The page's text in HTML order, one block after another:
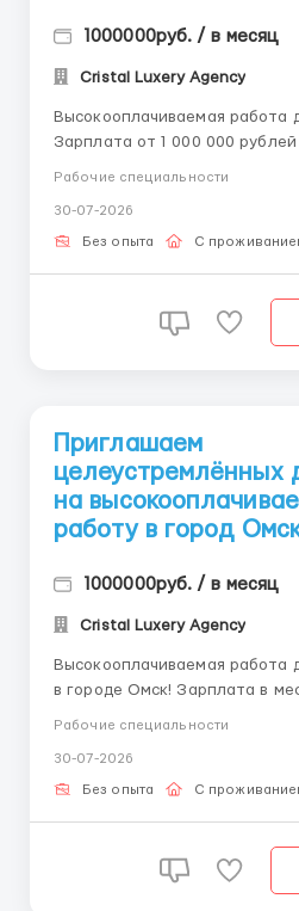
1000000руб. / в месяц
Cristal Luxery Agency
Высокооплачиваемая работа
Зарплата от 1 000 000 рублей в
контакты: • Telegram: @ALENACarat • WhatsApp/SMS:
менеджер ответит на все
сомнения. Девушки,
Рабочие специальности
30-07-2026
Без опыта С
Приглашаем
целеустремлённых
на
работу в город
1000000руб. / в месяц
Cristal Luxery Agency
Высокооплачиваемая работа
в городе Омск! Зарплата в
рублей. 📲💌 Наши контакты Telegram, WhatsApp
или звоните наш менеджер
интересующие тебя вопросы
Рабочие специальности
30-07-2026
Без опыта С